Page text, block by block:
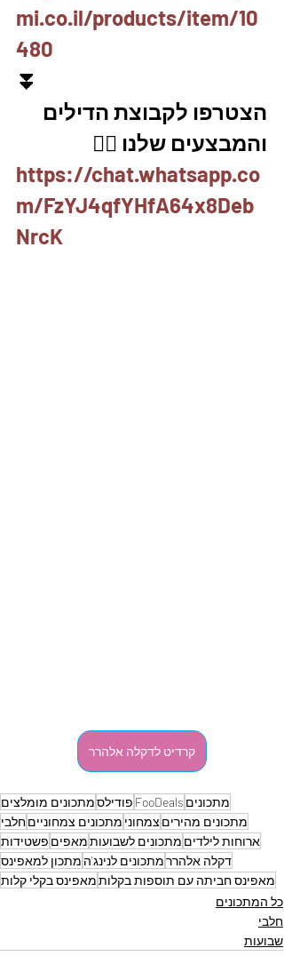
mi.co.il/products/item/10
480
⏬
הצטרפו לקבוצת הדילים
והמבצעים שלנו 👇🏽
https://chat.whatsapp.co
m/FzYJ4qfYHfA64x8Deb
NrcK
קרדיט לדקלה אלהרר
מתכונים FooDeals פודילסמתכונים מומלצים
מתכונים מהירים צמחוני מתכונים צמחונייםחלבי
ארוחות לילדים מתכונים לשבועותמאפים פשטידות
דקלה אלהררמתכונים לנינג'ה מתכון למאפינס
מאפינס חביתה עם תוספות בקלותמאפינס בקלי קלות
כל המתכונים
חלבי
שבועות